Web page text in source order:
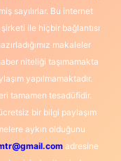
sayılırlar. Bu internet
ile hiçbir bağlantısı
makaleler
niteliği taşımamakta
yapılmamaktadır.
tamamen tesadüfidir.
bir bilgi paylaşım
aykırı olduğunu
adresine